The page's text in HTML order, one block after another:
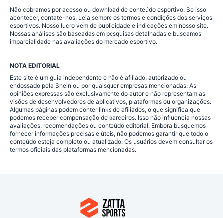
Não cobramos por acesso ou download de conteúdo esportivo. Se isso
acontecer, contate-nos. Leia sempre os termos e condições dos serviços
esportivos. Nosso lucro vem de publicidade e indicações em nosso site.
Nossas análises são baseadas em pesquisas detalhadas e buscamos
imparcialidade nas avaliações do mercado esportivo.
NOTA EDITORIAL
Este site é um guia independente e não é afiliado, autorizado ou
endossado pela Shein ou por quaisquer empresas mencionadas. As
opiniões expressas são exclusivamente do autor e não representam as
visões de desenvolvedores de aplicativos, plataformas ou organizações.
Algumas páginas podem conter links de afiliados, o que significa que
podemos receber compensação de parceiros. Isso não influencia nossas
avaliações, recomendações ou conteúdo editorial. Embora busquemos
fornecer informações precisas e úteis, não podemos garantir que todo o
conteúdo esteja completo ou atualizado. Os usuários devem consultar os
termos oficiais das plataformas mencionadas.